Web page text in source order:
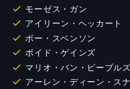
モーゼス・ガン
アイリーン・ヘッカート
ボー・スベンソン
ボイド・ゲインズ
マリオ・バン・ピーブルズ
アーレン・ディーン・ス